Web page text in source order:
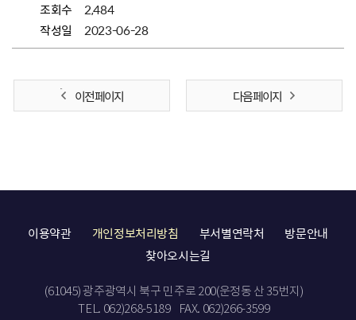
조회수
2,484
작성일
2023-06-28
이전 페이지 다음 페이지
이용약관 개인정보처리방침 부서별연락처
방문안내
찾아오시는길
(61045) 광주광역시 북구 민주로 200(운정동 산 35번지)
TEL. 062)268-5189
FAX. 062)266-3599